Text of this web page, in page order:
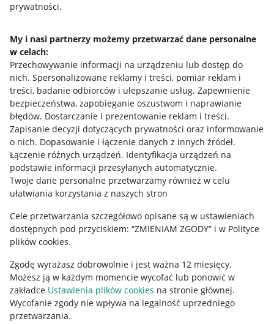
prywatności.
My i nasi partnerzy możemy przetwarzać dane personalne
w celach:
Przechowywanie informacji na urządzeniu lub dostęp do
nich. Spersonalizowane reklamy i treści, pomiar reklam i
treści, badanie odbiorców i ulepszanie usług. Zapewnienie
bezpieczeństwa, zapobieganie oszustwom i naprawianie
błędów. Dostarczanie i prezentowanie reklam i treści.
Zapisanie decyzji dotyczących prywatności oraz informowanie
o nich. Dopasowanie i łączenie danych z innych źródeł.
Łączenie różnych urządzeń. Identyfikacja urządzeń na
podstawie informacji przesyłanych automatycznie.
Twoje dane personalne przetwarzamy również w celu
ułatwiania korzystania z naszych stron
Cele przetwarzania szczegółowo opisane są w ustawieniach
dostępnych pod przyciskiem: “ZMIENIAM ZGODY” i w Polityce
plików cookies.
Zgodę wyrażasz dobrowolnie i jest ważna 12 miesięcy.
Możesz ją w każdym momencie wycofać lub ponowić w
zakładce Ustawienia plików cookies na stronie głównej.
Wycofanie zgody nie wpływa na legalność uprzedniego
przetwarzania.
Jak to działa
Allegro Gadane dla sprzedających
Allegro Gadane dla kupujących
Mapa miejscowości
Informacje prawne
Regulamin
Polityka plików "cookies"
Ustawienia plików "cookies"
Udostępnianie lokalizacji
Informacje dla Aktu o Usługach Cyfrowych
Pobierz aplikację